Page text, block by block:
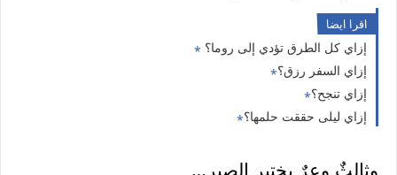
اقرا ايضا
إزاي كل الطرق تؤدي إلى روما؟
إزاي السفر رزق؟
إزاي تنجح؟
إزاي ليلى حققت حلمها؟
وثالثٌ وعرٌ يختبر الصبر …